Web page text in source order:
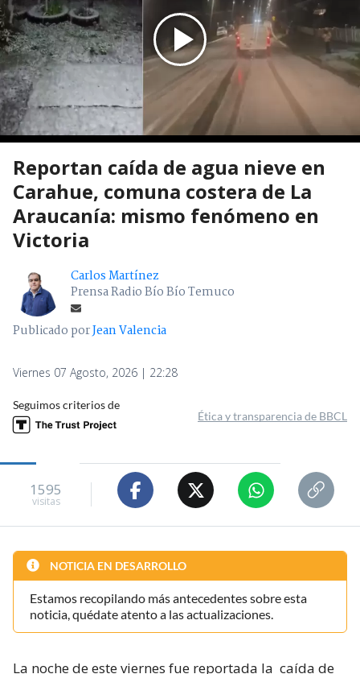
Reportan caída de agua nieve en
Carahue, comuna costera de La
Araucanía: mismo fenómeno en
Victoria
Carlos Martínez
Prensa Radio Bío Bío Temuco
Publicado porJean Valencia
Viernes 07 Agosto, 2026 | 22:28
Seguimos criterios de
Ética y transparencia de BBCL
1595
visitas
NOTICIA EN DESARROLLO
Estamos recopilando más antecedentes sobre esta
noticia, quédate atento a las actualizaciones.
La noche de este viernes fue reportada la caída de